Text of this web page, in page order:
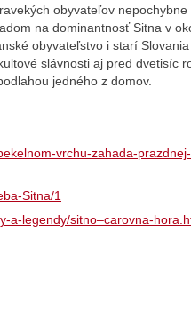
obyvateľov
na dominantnosť Sitna v
obyvateľstvo i starí
slávnosti aj pred dvetisíc
jedného z domov.
vrchu-zahada-
Sitna/1
a-legendy/sitno–carovna-